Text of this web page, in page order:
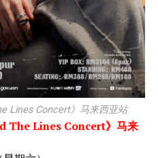
Lines Concert》马来西亚站
The Lines Concert》马来